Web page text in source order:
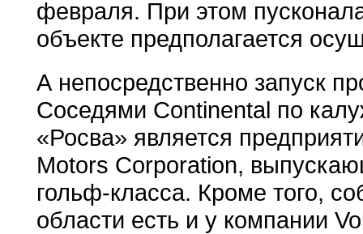
февраля. При этом
объекте предполагается
А непосредственно запуск
Соседями Continental по
«Росва» является
Motors Corporation,
гольф-класса. Кроме того,
области есть и у компании